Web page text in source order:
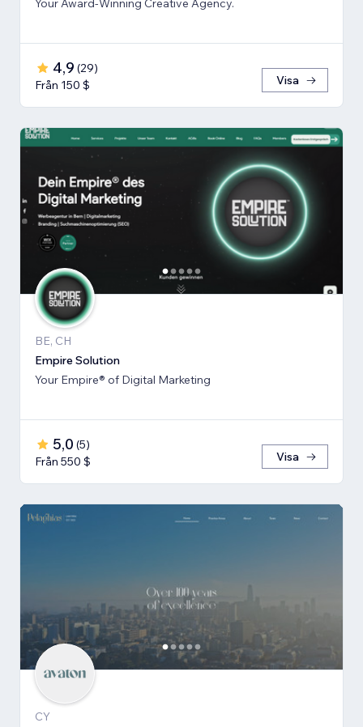
Your Award-Winning Creative Agency.
4,9 (29)
Från 150 $
Visa
BE, CH
Empire Solution
Your Empire® of Digital Marketing
5,0 (5)
Från 550 $
Visa
CY